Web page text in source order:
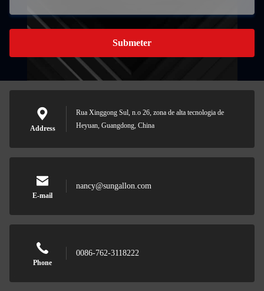
Submeter
Address
Rua Xinggong Sul, n.o 26, zona de alta tecnologia de
Heyuan, Guangdong, China
E-mail
nancy@sungallon.com
Phone
0086-762-3118222